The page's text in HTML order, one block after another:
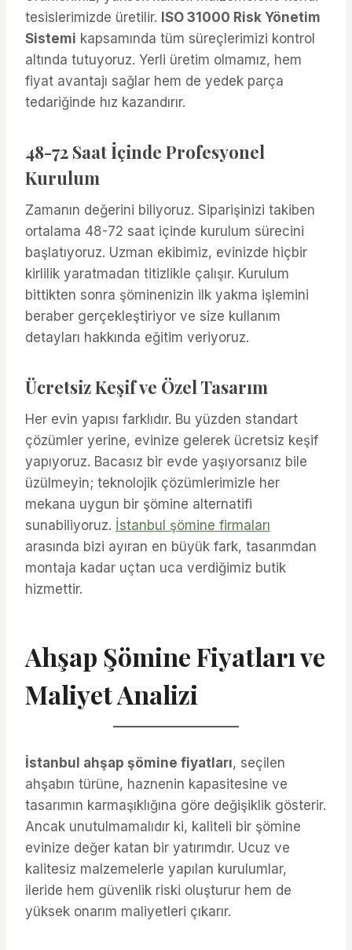
tesislerimizde üretilir. ISO 31000 Risk Yönetim
Sistemi kapsamında tüm süreçlerimizi kontrol
altında tutuyoruz. Yerli üretim olmamız, hem
fiyat avantajı sağlar hem de yedek parça
tedariğinde hız kazandırır.
48-72 Saat İçinde Profesyonel
Kurulum
Zamanın değerini biliyoruz. Siparişinizi takiben
ortalama 48-72 saat içinde kurulum sürecini
başlatıyoruz. Uzman ekibimiz, evinizde hiçbir
kirlilik yaratmadan titizlikle çalışır. Kurulum
bittikten sonra şöminenizin ilk yakma işlemini
beraber gerçekleştiriyor ve size kullanım
detayları hakkında eğitim veriyoruz.
Ücretsiz Keşif ve Özel Tasarım
Her evin yapısı farklıdır. Bu yüzden standart
çözümler yerine, evinize gelerek ücretsiz keşif
yapıyoruz. Bacasız bir evde yaşıyorsanız bile
üzülmeyin; teknolojik çözümlerimizle her
mekana uygun bir şömine alternatifi
sunabiliyoruz. İstanbul şömine firmaları
arasında bizi ayıran en büyük fark, tasarımdan
montaja kadar uçtan uca verdiğimiz butik
hizmettir.
Ahşap Şömine Fiyatları ve
Maliyet Analizi
İstanbul ahşap şömine fiyatları, seçilen
ahşabın türüne, haznenin kapasitesine ve
tasarımın karmaşıklığına göre değişiklik gösterir.
Ancak unutulmamalıdır ki, kaliteli bir şömine
evinize değer katan bir yatırımdır. Ucuz ve
kalitesiz malzemelerle yapılan kurulumlar,
ileride hem güvenlik riski oluşturur hem de
yüksek onarım maliyetleri çıkarır.